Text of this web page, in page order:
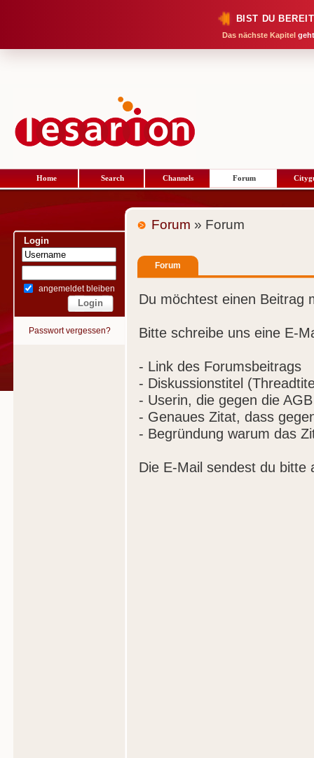
BIST DU
Das nächste Kapitel
Home Search Channels Forum
Login
angemeldet bleiben
Passwort vergessen?
Forum » Forum
Forum
Du möchtest einen Beitrag
Bitte schreibe uns eine E-
- Link des Forumsbeitrags
- Diskussionstitel
- Userin, die gegen die
- Genaues Zitat, dass
- Begründung warum das
Die E-Mail sendest du bitte